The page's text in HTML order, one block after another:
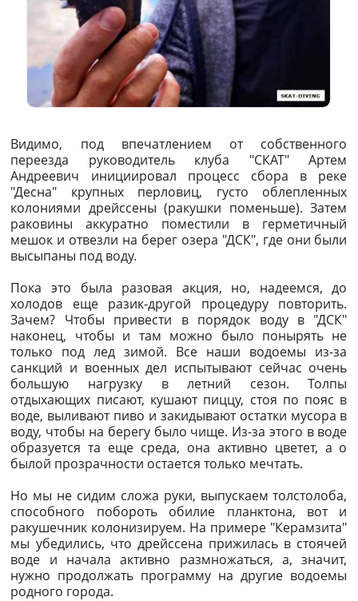
Видимо, под впечатлением от собственного
переезда руководитель клуба "СКАТ" Артем
Андреевич инициировал процесс сбора в реке
"Десна" крупных перловиц, густо облепленных
колониями дрейссены (ракушки поменьше). Затем
раковины аккуратно поместили в герметичный
мешок и отвезли на берег озера "ДСК", где они были
высыпаны под воду.
Пока это была разовая акция, но, надеемся, до
холодов еще разик-другой процедуру повторить.
Зачем? Чтобы привести в порядок воду в "ДСК"
наконец, чтобы и там можно было понырять не
только под лед зимой. Все наши водоемы из-за
санкций и военных дел испытывают сейчас очень
большую нагрузку в летний сезон. Толпы
отдыхающих писают, кушают пиццу, стоя по пояс в
воде, выливают пиво и закидывают остатки мусора в
воду, чтобы на берегу было чище. Из-за этого в воде
образуется та еще среда, она активно цветет, а о
былой прозрачности остается только мечтать.
Но мы не сидим сложа руки, выпускаем толстолоба,
способного побороть обилие планктона, вот и
ракушечник колонизируем. На примере "Керамзита"
мы убедились, что дрейссена прижилась в стоячей
воде и начала активно размножаться, а, значит,
нужно продолжать программу на другие водоемы
родного города.